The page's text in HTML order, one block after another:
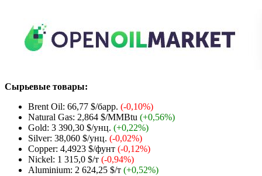
Сырьевые товары:
Brent Oil: 66,77 $/барр. (-0,10%)
Natural Gas: 2,864 $/MMBtu (+0,56%)
Gold: 3 390,30 $/унц. (+0,22%)
Silver: 38,060 $/унц. (-0,02%)
Copper: 4,4923 $/фунт (-0,12%)
Nickel: 1 315,0 $/т (-0,94%)
Aluminium: 2 624,25 $/т (+0,52%)